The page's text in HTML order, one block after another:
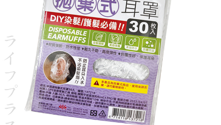
※ 交易是否成功請以「AFTEE先享後付 」之結帳頁面顯示為準，若有關於
是否繳費成功／繳費後需取消欲退款等相關疑問，請聯繫「AFTEE先享後付
客戶支援中心」https://netprotections.freshdesk.com/support/home
【注意事項】
１．透過由恩沛科技股份有限公司提供之「AFTEE先享後付」服務完成之交
易，需依本服務之必要範圍內提供個人資料，並將交易相關給付款項請求債
權轉讓予恩沛科技股份有限公司。
２．關於個人資料處理事宜，請瀏覽以下網址：
https://aftee.tw/terms/#terms3
３．未成年的使用者請事先徵得法定代理人或監護人之同意方可使用
「AFTEE先享後付」，若未經同意申辦者引起之損失，本公司不負相關責
任。
４．使用「AFTEE先享後付」時，將依據個別帳號之用戶狀況，依本公司即
每筆NT$60，滿NT$490(含以上)免運費
7-11離島取貨付款
每筆NT$100，滿NT$1,000(含以上)免運費
本島宅配1~2天後到
每筆NT$80，滿NT$490(含以上)免運費
外島宅配
每筆NT$150，滿NT$3,000(含以上)免運費